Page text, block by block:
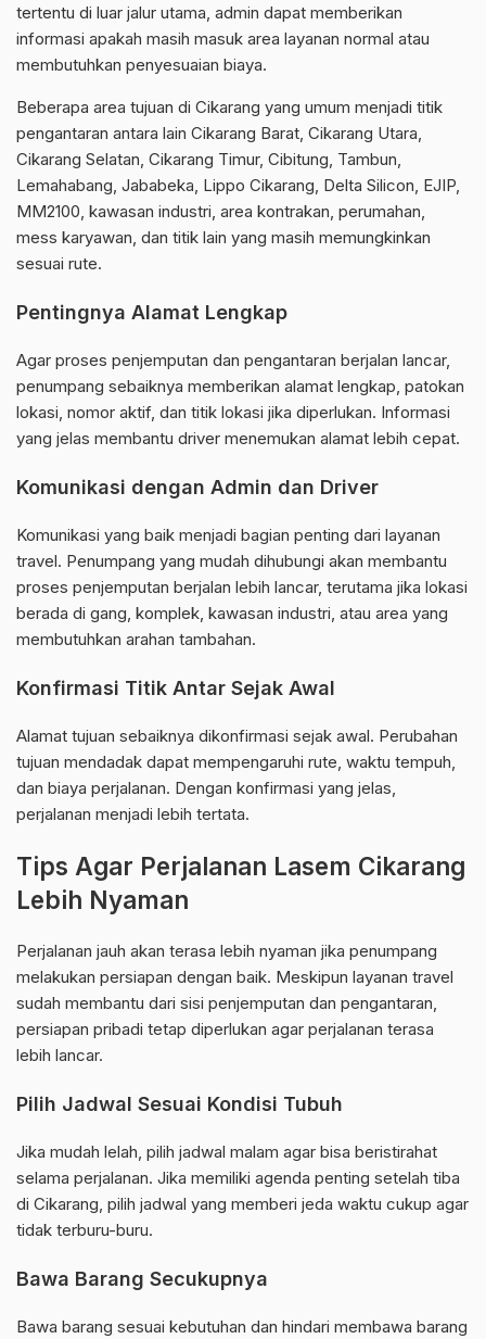
tertentu di luar jalur utama, admin dapat memberikan
informasi apakah masih masuk area layanan normal atau
membutuhkan penyesuaian biaya.
Beberapa area tujuan di Cikarang yang umum menjadi titik
pengantaran antara lain Cikarang Barat, Cikarang Utara,
Cikarang Selatan, Cikarang Timur, Cibitung, Tambun,
Lemahabang, Jababeka, Lippo Cikarang, Delta Silicon, EJIP,
MM2100, kawasan industri, area kontrakan, perumahan,
mess karyawan, dan titik lain yang masih memungkinkan
sesuai rute.
Pentingnya Alamat Lengkap
Agar proses penjemputan dan pengantaran berjalan lancar,
penumpang sebaiknya memberikan alamat lengkap, patokan
lokasi, nomor aktif, dan titik lokasi jika diperlukan. Informasi
yang jelas membantu driver menemukan alamat lebih cepat.
Komunikasi dengan Admin dan Driver
Komunikasi yang baik menjadi bagian penting dari layanan
travel. Penumpang yang mudah dihubungi akan membantu
proses penjemputan berjalan lebih lancar, terutama jika lokasi
berada di gang, komplek, kawasan industri, atau area yang
membutuhkan arahan tambahan.
Konfirmasi Titik Antar Sejak Awal
Alamat tujuan sebaiknya dikonfirmasi sejak awal. Perubahan
tujuan mendadak dapat mempengaruhi rute, waktu tempuh,
dan biaya perjalanan. Dengan konfirmasi yang jelas,
perjalanan menjadi lebih tertata.
Tips Agar Perjalanan Lasem Cikarang
Lebih Nyaman
Perjalanan jauh akan terasa lebih nyaman jika penumpang
melakukan persiapan dengan baik. Meskipun layanan travel
sudah membantu dari sisi penjemputan dan pengantaran,
persiapan pribadi tetap diperlukan agar perjalanan terasa
lebih lancar.
Pilih Jadwal Sesuai Kondisi Tubuh
Jika mudah lelah, pilih jadwal malam agar bisa beristirahat
selama perjalanan. Jika memiliki agenda penting setelah tiba
di Cikarang, pilih jadwal yang memberi jeda waktu cukup agar
tidak terburu-buru.
Bawa Barang Secukupnya
Bawa barang sesuai kebutuhan dan hindari membawa barang